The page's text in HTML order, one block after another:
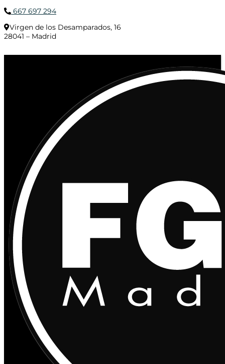
667 697 294
Virgen de los Desamparados, 16
28041 – Madrid